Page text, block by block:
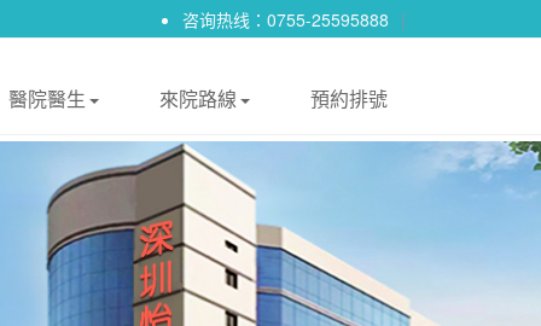
咨询热线：0755-25595888 |
醫院醫生 來院路線 預約排號